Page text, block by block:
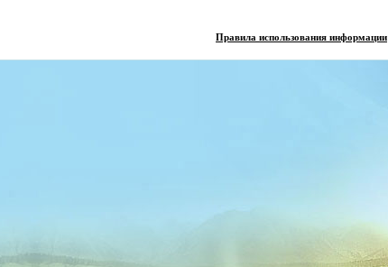
Правила использования информации